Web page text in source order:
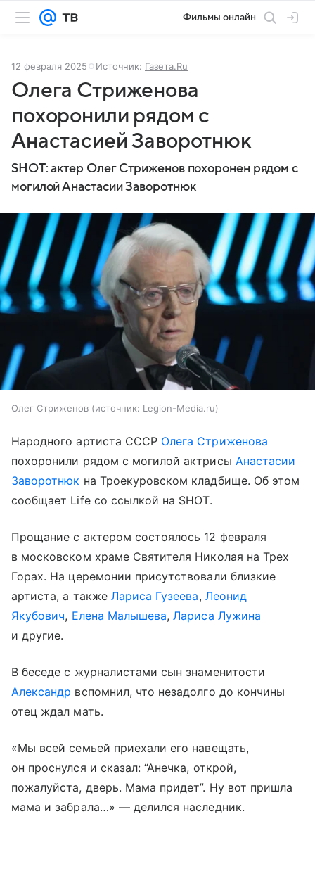
Фильмы онлайн
12 февраля 2025 Источник: Газета.Ru
Олега Стриженова
похоронили рядом с
Анастасией Заворотнюк
SHOT: актер Олег Стриженов похоронен рядом с
могилой Анастасии Заворотнюк
Олег Стриженов источник: Legion-Media.ru
Народного артиста СССР Олега Стриженова
похоронили рядом с могилой актрисы Анастасии
Заворотнюк на Троекуровском кладбище. Об этом
сообщает Life со ссылкой на SHOT.
Прощание с актером состоялось 12 февраля
в московском храме Святителя Николая на Трех
Горах. На церемонии присутствовали близкие
артиста, а также Лариса Гузеева, Леонид
Якубович, Елена Малышева,Лариса Лужина
и другие.
В беседе с журналистами сын знаменитости
Александр вспомнил, что незадолго до кончины
отец ждал мать.
«Мы всей семьей приехали его навещать,
он проснулся и сказал: “Анечка, открой,
пожалуйста, дверь. Мама придет”. Ну вот пришла
мама и забрала…» — делился наследник.